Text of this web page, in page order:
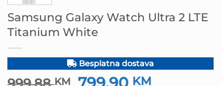
Samsung Galaxy Watch Ultra 2 LTE
Titanium White
Besplatna dostava
KM
Izvorna
KM